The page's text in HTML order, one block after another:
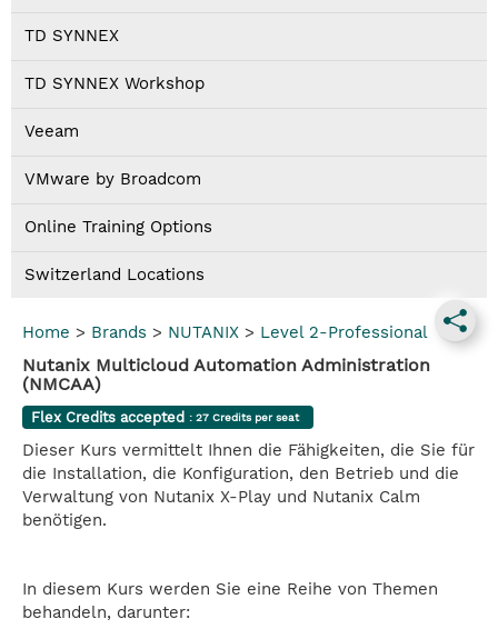
TD SYNNEX
TD SYNNEX Workshop
Veeam
VMware by Broadcom
Online Training Options
Switzerland Locations
Home > Brands > NUTANIX > Level 2-Professional
Nutanix Multicloud Automation Administration
(NMCAA)
Flex Credits accepted : 27 Credits per seat
Dieser Kurs vermittelt Ihnen die Fähigkeiten, die Sie für
die Installation, die Konfiguration, den Betrieb und die
Verwaltung von Nutanix X-Play und Nutanix Calm
benötigen.
In diesem Kurs werden Sie eine Reihe von Themen
behandeln, darunter: